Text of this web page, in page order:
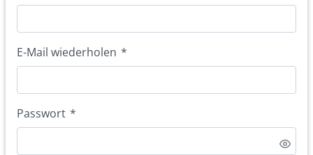
E-Mail wiederholen *
Passwort *